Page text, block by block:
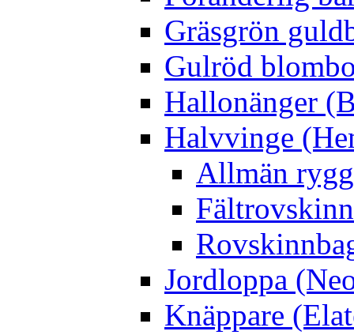
Gräsgrön
Gulröd
Hallonänger
Halvvinge
Allmän
Jordloppa
Knäppare